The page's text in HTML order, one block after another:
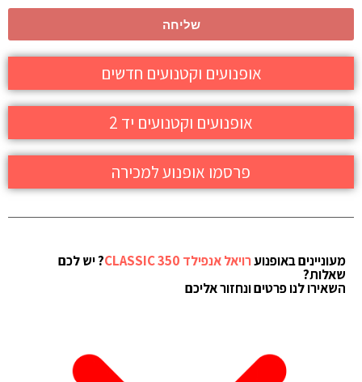
שליחה
אופנועים וקטנועים חדשים
אופנועים וקטנועים יד 2
פרסמו אופנוע למכירה
מעוניינים באופנוערויאל אנפילד CLASSIC 350 ? יש לכם
שאלות?
השאירו לנו פרטים ונחזור אליכם